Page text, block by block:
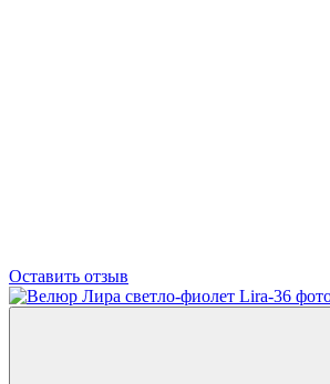
Оставить отзыв